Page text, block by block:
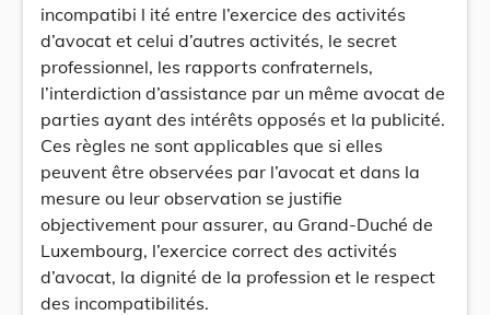
incompatibi l ité entre l’exercice des activités
d’avocat et celui d’autres activités, le secret
professionnel, les rapports confraternels,
l’interdiction d’assistance par un même avocat de
parties ayant des intérêts opposés et la publicité.
Ces règles ne sont applicables que si elles
peuvent être observées par l’avocat et dans la
mesure ou leur observation se justifie
objectivement pour assurer, au Grand-Duché de
Luxembourg, l’exercice correct des activités
d’avocat, la dignité de la profession et le respect
des incompatibilités.